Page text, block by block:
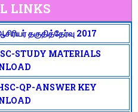
LINKS
தகுதித்தேர்வு 2017
STUDY MATERIALS
QP-ANSWER KEY